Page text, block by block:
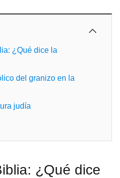
¿Qué dice la
del granizo en la
judía
¿Qué dice